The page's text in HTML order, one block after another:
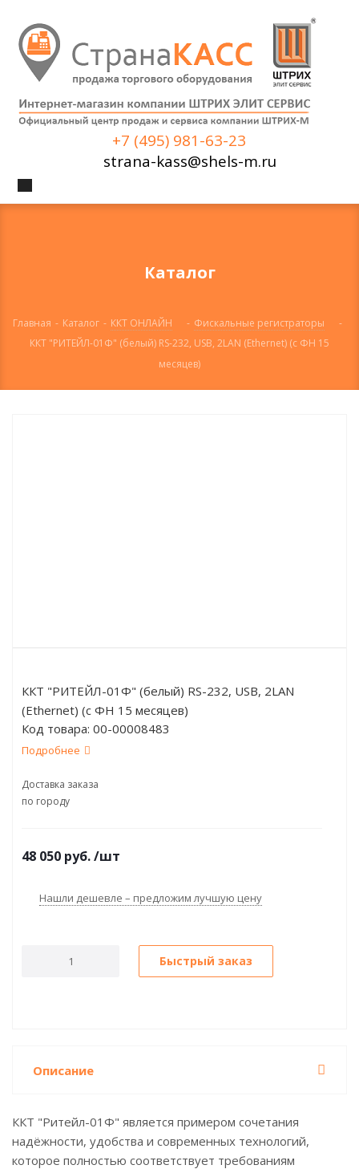
+7 (495) 981-63-23
strana-kass@shels-m.ru
Каталог
Главная - Каталог - ККТ ОНЛАЙН - Фискальные регистраторы
-
ККТ "РИТЕЙЛ-01Ф" (белый) RS-232, USB, 2LAN (Ethernet) (с ФН 15
месяцев)
ККТ "РИТЕЙЛ-01Ф" (белый) RS-232, USB, 2LAN
(Ethernet) (с ФН 15 месяцев)
Код товара: 00-00008483
Подробнее
Доставка заказа
по городу
48 050 руб./шт
Нашли дешевле – предложим лучшую цену
Быстрый заказ
Описание
ККТ "Ритейл-01Ф" является примером сочетания
надёжности, удобства и современных технологий,
которое полностью соответствует требованиям